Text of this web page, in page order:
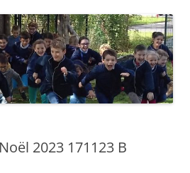
2023 171123 B